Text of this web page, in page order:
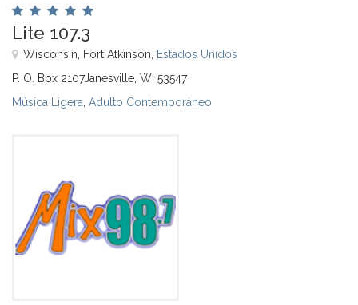
Lite 107.3
Wisconsin, Fort Atkinson, Estados Unidos
P. O. Box 2107Janesville, WI 53547
Música Ligera Adulto Contemporáneo